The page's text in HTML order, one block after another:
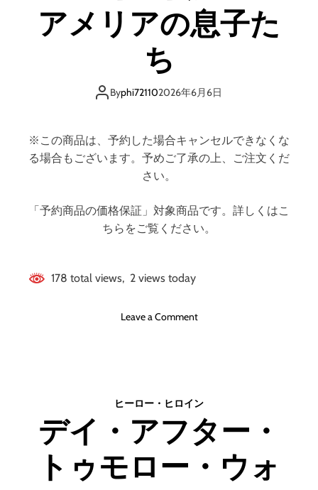
o
d
アメリアの息子た
ち
Byphi721102026年6月6日
※この商品は、予約した場合キャンセルできなくな
る場合もございます。予めご了承の上、ご注文くだ
さい。
「予約商品の価格保証」対象商品です。詳しくはこ
ちらをご覧ください。
178 total views, 2 views today
Leave a Commento
の
息
子
ち
ヒーロー・ヒロイン
デイ・アフター・
トゥモロー・ウォ